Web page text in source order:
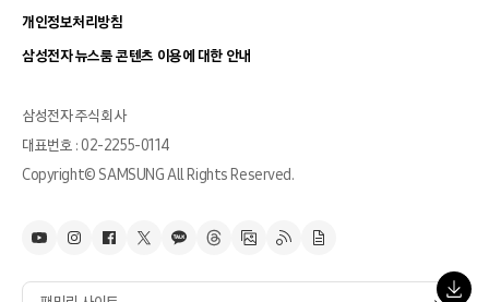
개인정보처리방침
삼성전자 뉴스룸 콘텐츠 이용에 대한 안내
삼성전자 주식회사
대표번호 : 02-2255-0114
Copyright© SAMSUNG All Rights Reserved.